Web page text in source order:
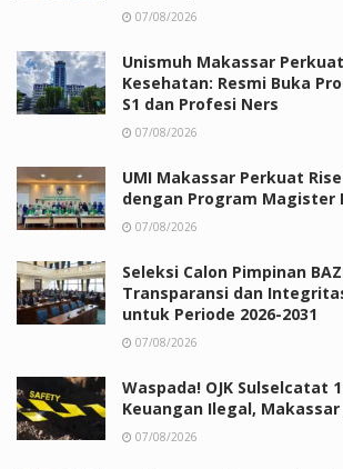
07/08/2026
Unismuh Makassar
Kesehatan: Resmi Buka
S1 dan Profesi Ners
07/08/2026
UMI Makassar Perkuat
dengan Program Magister
07/08/2026
Seleksi Calon Pimpinan
Transparansi dan
untuk Periode 2026-2031
07/08/2026
Waspada! OJK Sulselcatat
Keuangan Ilegal,
07/08/2026